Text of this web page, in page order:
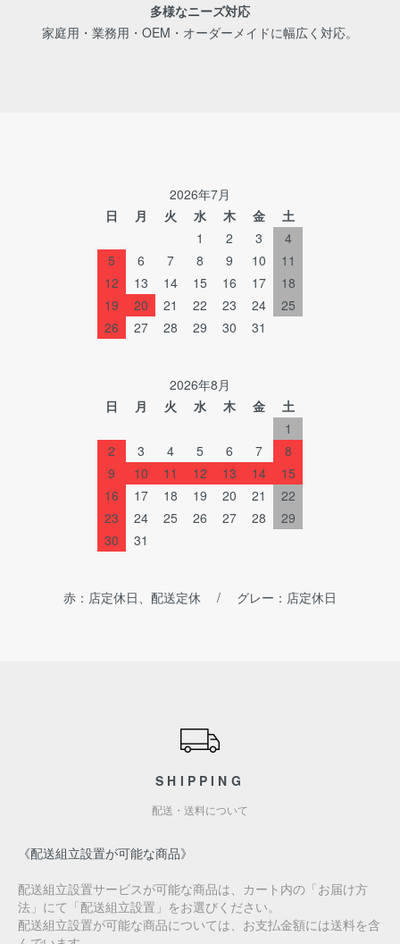
多様なニーズ対応
家庭用・業務用・OEM・オーダーメイドに幅広く対応。
2026年7月
日
月 火 水 木 金
土
1
2 3
4
5
6 7 8 9 10
11
12
13 14 15 16 17
18
19
20 21 22 23 24
25
26
27 28 29 30 31
2026年8月
日
月 火 水 木 金
土
1
2
3 4 5 6 7
8
9
10 11 12 13 14
15
16
17 18 19 20 21
22
23
24 25 26 27 28
29
30
31
赤：店定休日、配送定休 / グレー：店定休日
SHIPPING
配送・送料について
《配送組立設置が可能な商品》
配送組立設置サービスが可能な商品は、カート内の「お届け方
法」にて「配送組立設置」をお選びください。
配送組立設置が可能な商品については、お支払金額には送料を含